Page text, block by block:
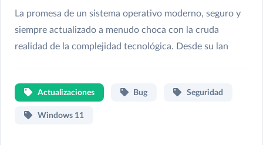
La promesa de un sistema operativo moderno, seguro y
siempre actualizado a menudo choca con la cruda
realidad de la complejidad tecnológica. Desde su lan
Actualizaciones Bug Seguridad
Windows 11